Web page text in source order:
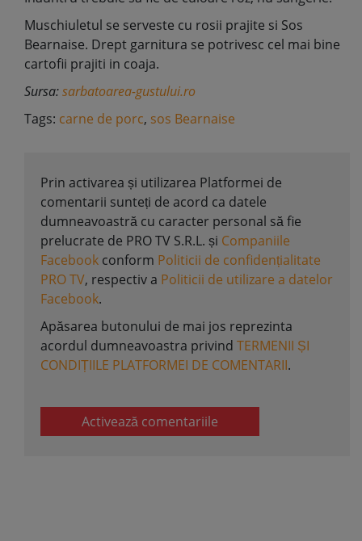
Muschiuletul se serveste cu rosii prajite si Sos
Bearnaise. Drept garnitura se potrivesc cel mai bine
cartofii prajiti in coaja.
Sursa:sarbatoarea-gustului.ro
Tags: carne de porc, sos Bearnaise
Prin activarea și utilizarea Platformei de
comentarii sunteți de acord ca datele
dumneavoastră cu caracter personal să fie
prelucrate de PRO TV S.R.L. și Companiile
Facebook conform Politicii de confidențialitate
PRO TV, respectiv a Politicii de utilizare a datelor
Facebook.
Apăsarea butonului de mai jos reprezinta
acordul dumneavoastra privind TERMENII ȘI
CONDIȚIILE PLATFORMEI DE COMENTARII.
Activează comentariile